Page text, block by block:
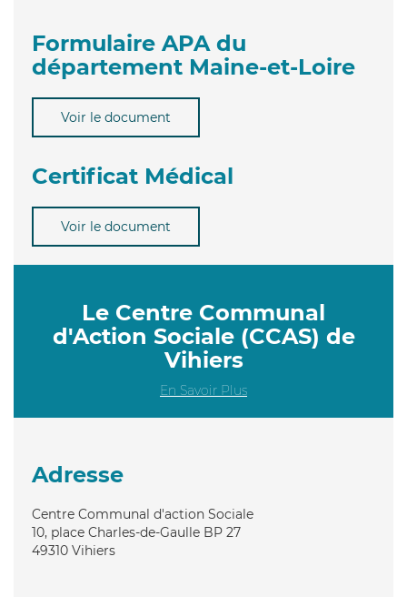
Formulaire APA du
département Maine-et-Loire
Voir le document
Certificat Médical
Voir le document
Le Centre Communal
d'Action Sociale (CCAS) de
Vihiers
En Savoir Plus
Adresse
Centre Communal d'action Sociale
10, place Charles-de-Gaulle BP 27
49310 Vihiers